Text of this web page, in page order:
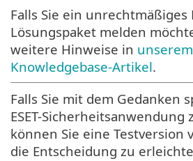
Falls Sie ein unrechtmäßiges
Lösungspaket melden
weitere Hinweise in unserem
Knowledgebase-Artikel.
Falls Sie mit dem Gedanken
ESET-Sicherheitsanwendung
können Sie eine Testversion
die Entscheidung zu